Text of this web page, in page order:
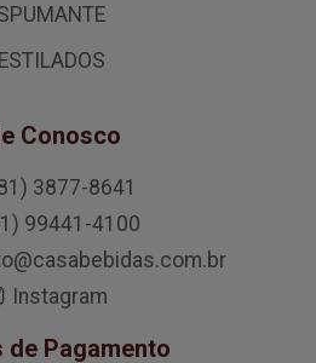
Conosco
3877-8641
99441-4100
Instagram
de Pagamento